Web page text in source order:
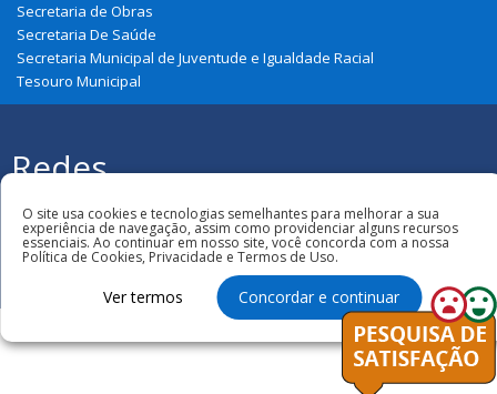
Secretaria de Obras
Secretaria De Saúde
Secretaria Municipal de Juventude e Igualdade Racial
Tesouro Municipal
Redes
Sociais
Prefeitura Municipal de Cajari
O site usa cookies e tecnologias semelhantes para melhorar a sua
experiência de navegação, assim como providenciar alguns recursos
essenciais. Ao continuar em nosso site, você concorda com a nossa
Política de Cookies, Privacidade e Termos de Uso.
Ver termos Concordar e continuar